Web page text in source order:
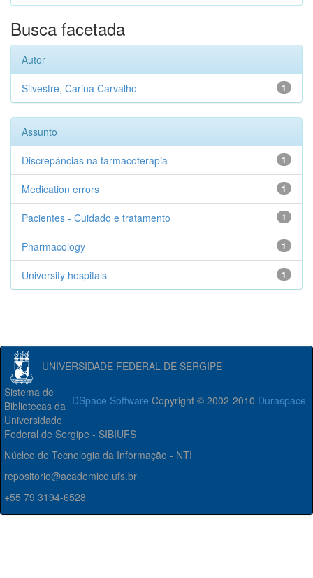
Busca facetada
Autor
1
Silvestre, Carina Carvalho
Assunto
1
Discrepâncias na farmacoterapia
1
Medication errors
1
Pacientes - Cuidado e tratamento
1
Pharmacology
1
University hospitals
UNIVERSIDADE FEDERAL DE SERGIPE
DSpace Software Copyright © 2002-2010 Duraspace
Sistema de
Bibliotecas da
Universidade
Federal de Sergipe - SIBIUFS
Núcleo de Tecnologia da Informação - NTI
repositorio@academico.ufs.br
+55 79 3194-6528